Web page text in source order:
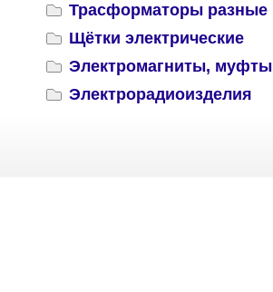
Трасформаторы разные
Щётки электрические
Электромагниты, муфты
Электрорадиоизделия